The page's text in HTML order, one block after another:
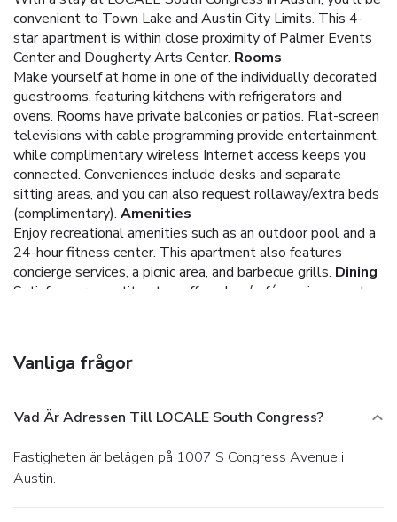
convenient to Town Lake and Austin City Limits. This 4-
star apartment is within close proximity of Palmer Events
Center and Dougherty Arts Center. Rooms
Make yourself at home in one of the individually decorated
guestrooms, featuring kitchens with refrigerators and
ovens. Rooms have private balconies or patios. Flat-screen
televisions with cable programming provide entertainment,
while complimentary wireless Internet access keeps you
connected. Conveniences include desks and separate
sitting areas, and you can also request rollaway/extra beds
(complimentary). Amenities
Enjoy recreational amenities such as an outdoor pool and a
24-hour fitness center. This apartment also features
concierge services, a picnic area, and barbecue grills. Dining
Satisfy your appetite at a coffee shop/café serving guests
facilities, and an elevator (lift). Self parking (subject to
charges) is available onsite.
Vanliga frågor
Vad Är Adressen Till LOCALE South Congress?
Fastigheten är belägen på 1007 S Congress Avenue i
Austin.